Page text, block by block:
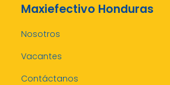
Maxiefectivo Honduras
Nosotros
Vacantes
Contáctanos